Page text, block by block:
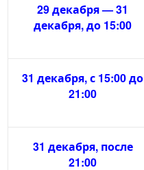
29 декабря — 31
декабря, до 15:00
31 декабря, с 15:00 до
21:00
31 декабря, после
21:00